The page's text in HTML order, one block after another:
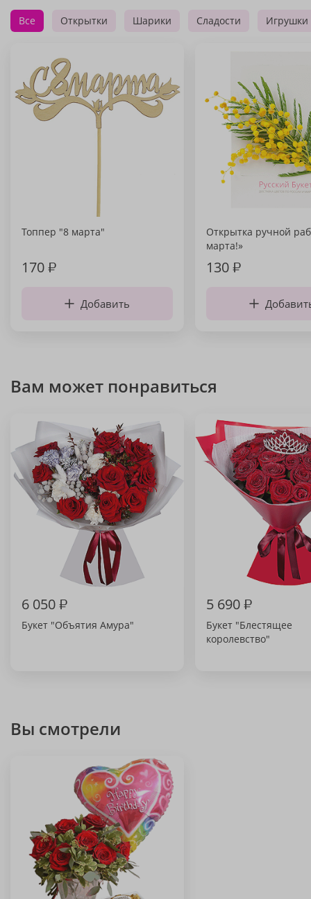
Все Открытки Шарики Сладости Игрушки
Топпер "8 марта"
170₽
Добавить
Открытка ручной
марта!»
130₽
Вам может понравиться
6 050₽
Букет "Объятия Амура"
5 690₽
Букет "Блестящее
королевство"
Вы смотрели